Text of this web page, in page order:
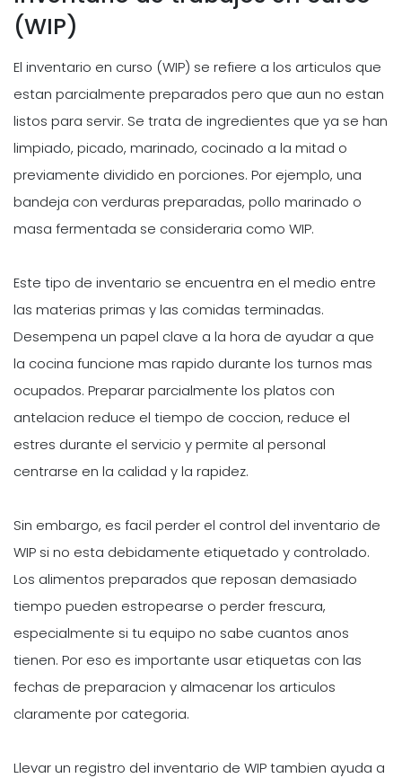
(WIP)
El inventario en curso (WIP) se refiere a los articulos que
estan parcialmente preparados pero que aun no estan
listos para servir. Se trata de ingredientes que ya se han
limpiado, picado, marinado, cocinado a la mitad o
previamente dividido en porciones. Por ejemplo, una
bandeja con verduras preparadas, pollo marinado o
masa fermentada se consideraria como WIP.
Este tipo de inventario se encuentra en el medio entre
las materias primas y las comidas terminadas.
Desempena un papel clave a la hora de ayudar a que
la cocina funcione mas rapido durante los turnos mas
ocupados. Preparar parcialmente los platos con
antelacion reduce el tiempo de coccion, reduce el
estres durante el servicio y permite al personal
centrarse en la calidad y la rapidez.
Sin embargo, es facil perder el control del inventario de
WIP si no esta debidamente etiquetado y controlado.
Los alimentos preparados que reposan demasiado
tiempo pueden estropearse o perder frescura,
especialmente si tu equipo no sabe cuantos anos
tienen. Por eso es importante usar etiquetas con las
fechas de preparacion y almacenar los articulos
claramente por categoria.
Llevar un registro del inventario de WIP tambien ayuda a